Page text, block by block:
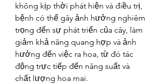
không kịp thời phát hiện và điều trị,
bệnh có thể gây ảnh hưởng nghiêm
trọng đến sự phát triển của cây, làm
giảm khả năng quang hợp và ảnh
hưởng đến việc ra hoa, từ đó tác
động trực tiếp đến năng suất và
chất lượng hoa mai.